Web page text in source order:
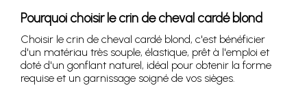
Pourquoi choisir le crin de cheval cardé blond
Choisir le crin de cheval cardé blond, c'est bénéficier
d'un matériau très souple, élastique, prêt à l'emploi et
doté d'un gonflant naturel, idéal pour obtenir la forme
requise et un garnissage soigné de vos sièges.